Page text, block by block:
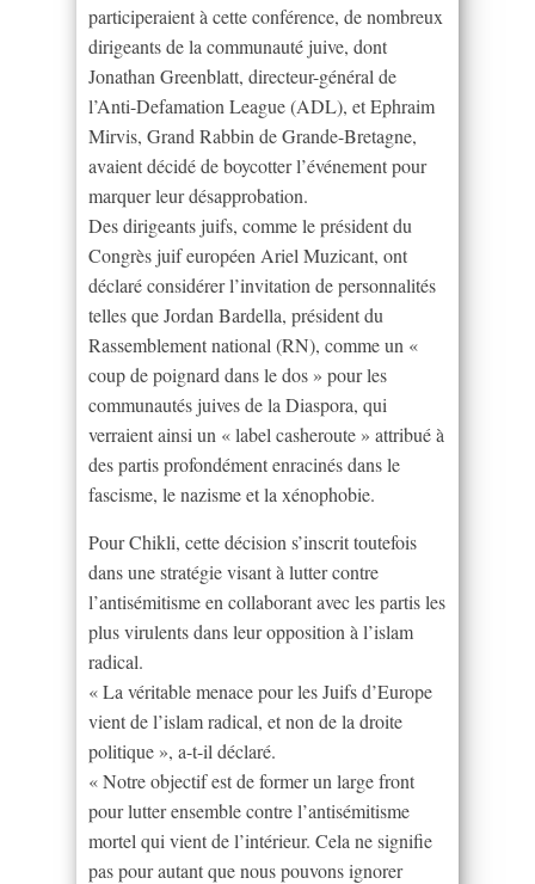
participeraient à cette conférence, de nombreux
dirigeants de la communauté juive, dont
Jonathan Greenblatt, directeur-général de
l’Anti-Defamation League (ADL), et Ephraim
Mirvis, Grand Rabbin de Grande-Bretagne,
avaient décidé de boycotter l’événement pour
marquer leur désapprobation.
Des dirigeants juifs, comme le président du
Congrès juif européen Ariel Muzicant, ont
déclaré considérer l’invitation de personnalités
telles que Jordan Bardella, président du
Rassemblement national (RN), comme un «
coup de poignard dans le dos » pour les
communautés juives de la Diaspora, qui
verraient ainsi un « label casheroute » attribué à
des partis profondément enracinés dans le
fascisme, le nazisme et la xénophobie.
Pour Chikli, cette décision s’inscrit toutefois
dans une stratégie visant à lutter contre
l’antisémitisme en collaborant avec les partis les
plus virulents dans leur opposition à l’islam
radical.
« La véritable menace pour les Juifs d’Europe
vient de l’islam radical, et non de la droite
politique », a-t-il déclaré.
« Notre objectif est de former un large front
pour lutter ensemble contre l’antisémitisme
mortel qui vient de l’intérieur. Cela ne signifie
pas pour autant que nous pouvons ignorer